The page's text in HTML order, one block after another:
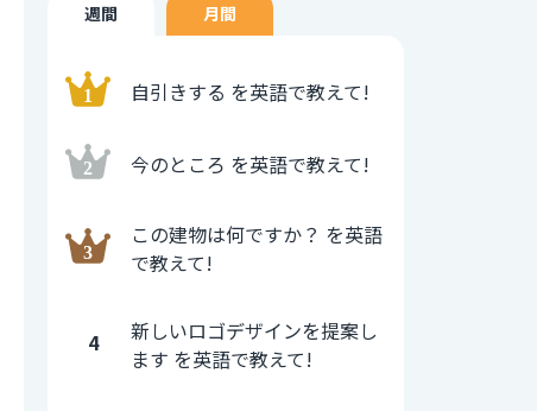
週間 月間
自引きする を英語で教えて!
今のところ を英語で教えて!
この建物は何ですか？ を英語
で教えて!
4
新しいロゴデザインを提案し
ます を英語で教えて!